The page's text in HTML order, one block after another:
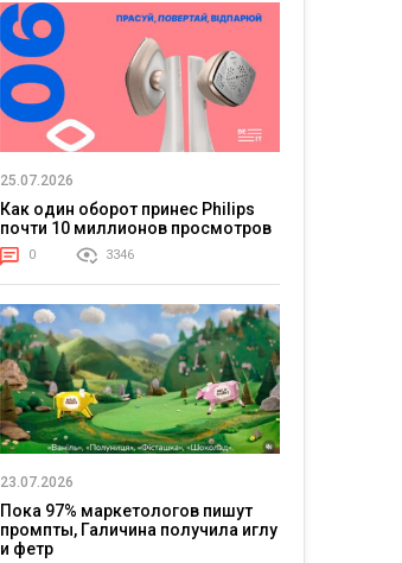
25.07.2026
Как один оборот принес Philips
почти 10 миллионов просмотров
0 3346
23.07.2026
Пока 97% маркетологов пишут
промпты, Галичина получила иглу
и фетр